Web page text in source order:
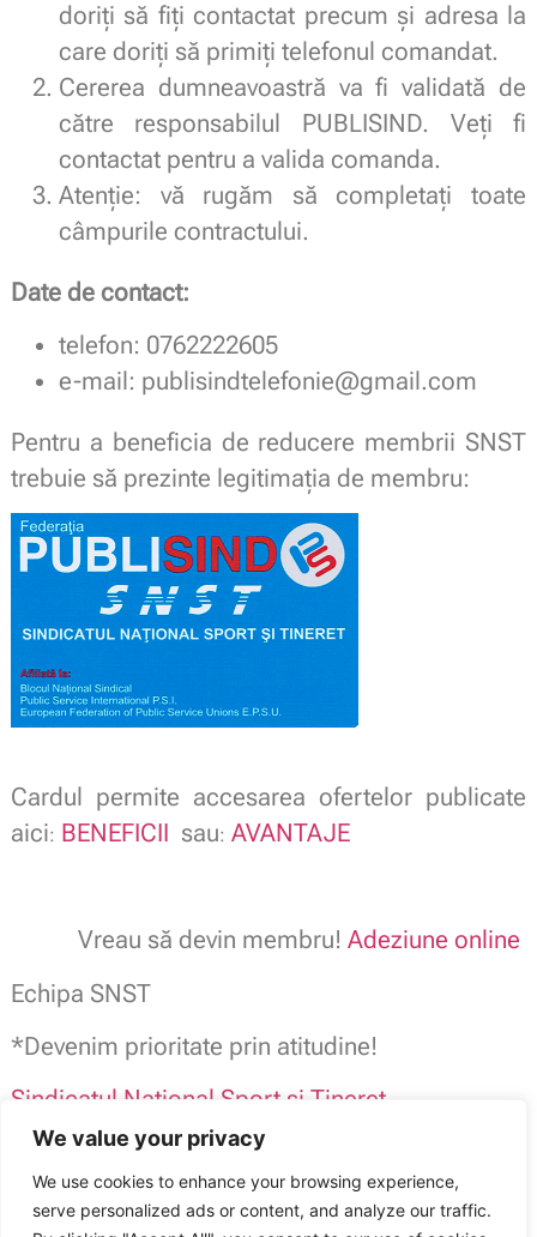
We value your privacy
We use cookies to enhance your browsing experience,
serve personalized ads or content, and analyze our traffic.
doriți să fiți contactat precum și adresa la
care doriți să primiți telefonul comandat.
Cererea dumneavoastră va fi validată de
către responsabilul PUBLISIND. Veți fi
contactat pentru a valida comanda.
Atenție: vă rugăm să completați toate
câmpurile contractului.
Date de contact:
telefon: 0762222605
e-mail: publisindtelefonie@gmail.com
Pentru a beneficia de reducere membrii SNST
trebuie să prezinte legitimaţia de membru:
Cardul permite accesarea ofertelor publicate
aici: BENEFICII sau: AVANTAJE
Vreau să devin membru!Adeziune online
Echipa SNST
*Devenim prioritate prin atitudine!
Sindicatul National Sport si Tineret
AfiliatPublisind
MembruBlocul National Sindical – BNS –
Sindicatul Național Sport și Tineret: Prețuri speciale pentru membrii